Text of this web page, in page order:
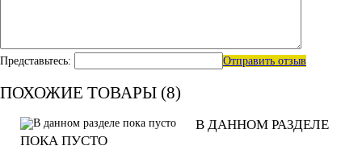
Представьтесь: Отправить отзыв
ПОХОЖИЕ ТОВАРЫ (8)
В ДАННОМ РАЗДЕЛЕ
ПОКА ПУСТО